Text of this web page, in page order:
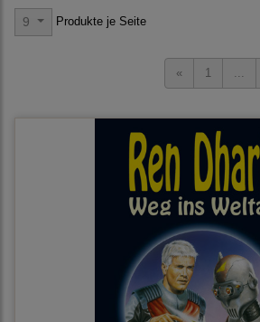
9 Produkte je Seite
« 1 ...